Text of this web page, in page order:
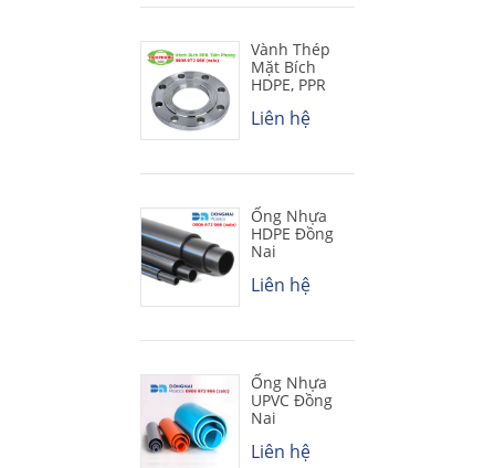
Vành Thép
Mặt Bích
HDPE, PPR
Liên hệ
Ống Nhựa
HDPE Đồng
Nai
Liên hệ
Ống Nhựa
UPVC Đồng
Nai
Liên hệ